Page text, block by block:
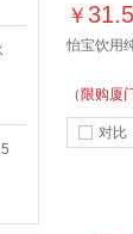
￥
怡宝饮用
（限购
对比